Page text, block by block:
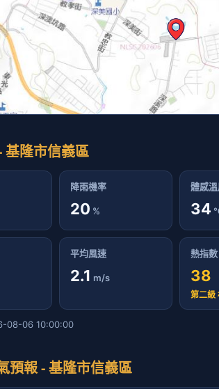
基隆市信義區
降雨機率
20 %
體感
34
平均風速
2.1 m/s
熱指數
38
第二級
08-06 10:00:00
預報 - 基隆市信義區